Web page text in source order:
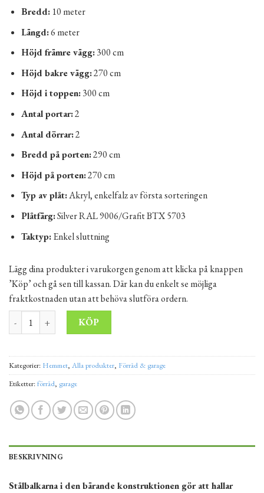
Bredd:10 meter
Längd:6 meter
Höjd främre vägg:300 cm
Höjd bakre vägg:270 cm
Höjd i toppen:300 cm
Antal portar:2
Antal dörrar:2
Bredd på porten:290 cm
Höjd på porten:270 cm
Typ av plåt:Akryl, enkelfalz av första sorteringen
Plåtfärg:Silver RAL 9006/Grafit BTX 5703
Taktyp:Enkel sluttning
Lägg dina produkter i varukorgen genom att klicka på knappen
’Köp’ och gå sen till kassan. Där kan du enkelt se möjliga
fraktkostnaden utan att behöva slutföra ordern.
Plåtgarage Eugen 10x6 m mängd
KÖP
Kategorier: Hemmet, Alla produkter, Förråd & garage
Etiketter:förråd, garage
BESKRIVNING
Stålbalkarna i den bärande konstruktionen gör att hallar